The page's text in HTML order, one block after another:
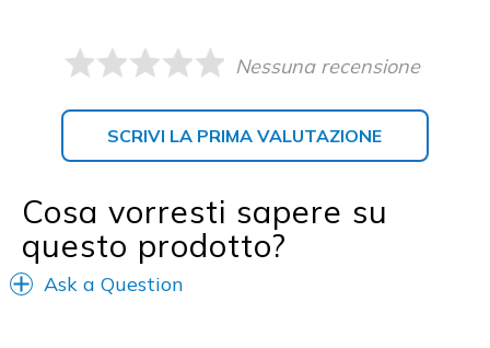
Nessuna recensione
SCRIVI LA PRIMA VALUTAZIONE
Cosa vorresti sapere su
questo prodotto?
Ask a Question